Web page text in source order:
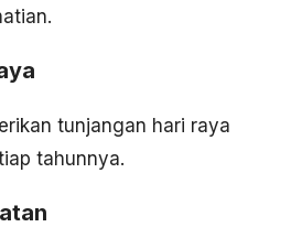
tunjangan hari raya
tahunnya.